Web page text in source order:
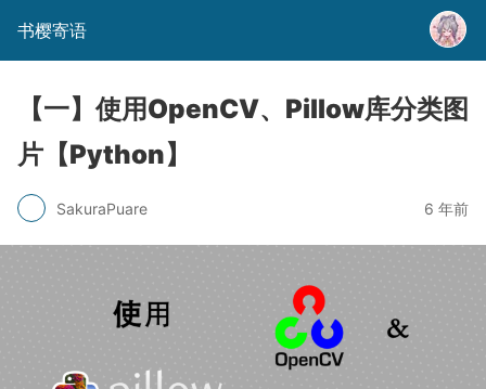
书樱寄语
【一】使用OpenCV、Pillow库分类图
片【Python】
SakuraPuare 6 年前